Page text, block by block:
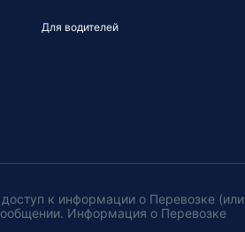
Для водителей
к информации о Перевозке (или
Информация о Перевозке